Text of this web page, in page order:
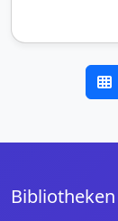
Bibliotheken